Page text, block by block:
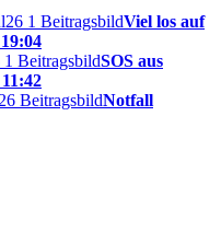
Viel los auf
SOS aus
Notfall